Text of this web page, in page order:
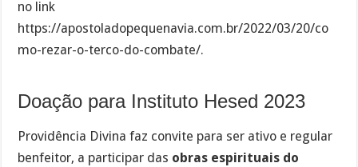
no link
https://apostoladopequenavia.com.br/2022/03/20/co
mo-rezar-o-terco-do-combate/.
Doação para Instituto Hesed 2023
Providência Divina faz convite para ser ativo e regular
benfeitor, a participar das obras espirituais do